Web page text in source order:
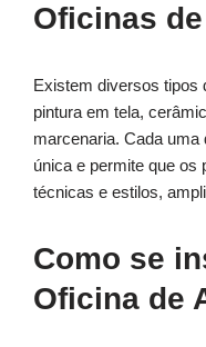
Oficinas
Existem diversos tipos
pintura em tela,
marcenaria. Cada
única e permite que os
técnicas e estilos,
Como se
Oficina de